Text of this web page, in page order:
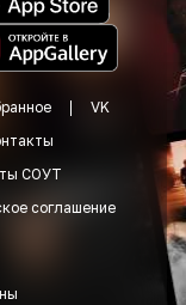
VK
СОУТ
соглашение